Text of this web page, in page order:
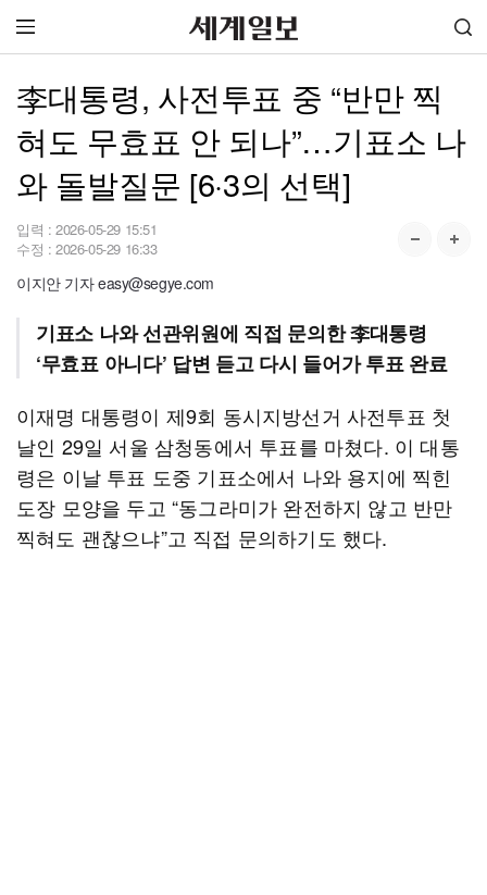
李대통령, 사전투표 중 “반만 찍
혀도 무효표 안 되나”…기표소 나
와 돌발질문 [6·3의 선택]
입력 : 2026-05-29 15:51
수정 : 2026-05-29 16:33
이지안 기자 easy@segye.com
기표소 나와 선관위원에 직접 문의한 李대통령
‘무효표 아니다’ 답변 듣고 다시 들어가 투표 완료
이재명 대통령이 제9회 동시지방선거 사전투표 첫
날인 29일 서울 삼청동에서 투표를 마쳤다. 이 대통
령은 이날 투표 도중 기표소에서 나와 용지에 찍힌
도장 모양을 두고 “동그라미가 완전하지 않고 반만
찍혀도 괜찮으냐”고 직접 문의하기도 했다.